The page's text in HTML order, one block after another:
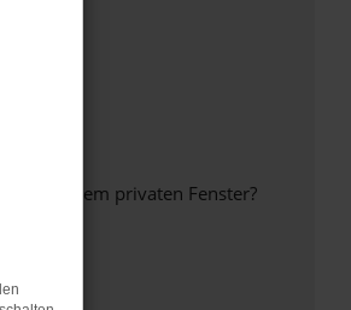
in einem privaten Fenster?